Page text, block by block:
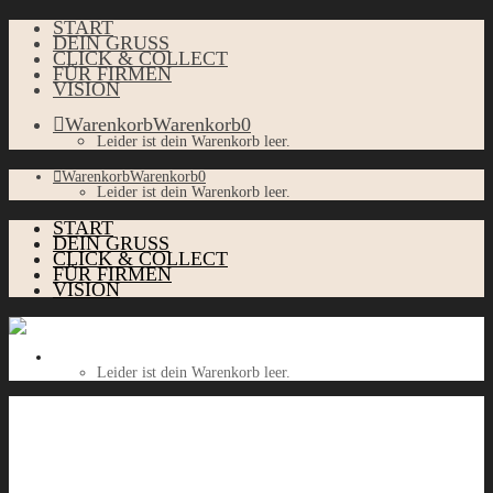
START
DEIN GRUSS
CLICK & COLLECT
FÜR FIRMEN
VISION
WarenkorbWarenkorb0
Leider ist dein Warenkorb leer.
WarenkorbWarenkorb0
Leider ist dein Warenkorb leer.
START
DEIN GRUSS
CLICK & COLLECT
FÜR FIRMEN
VISION
Leider ist dein Warenkorb leer.